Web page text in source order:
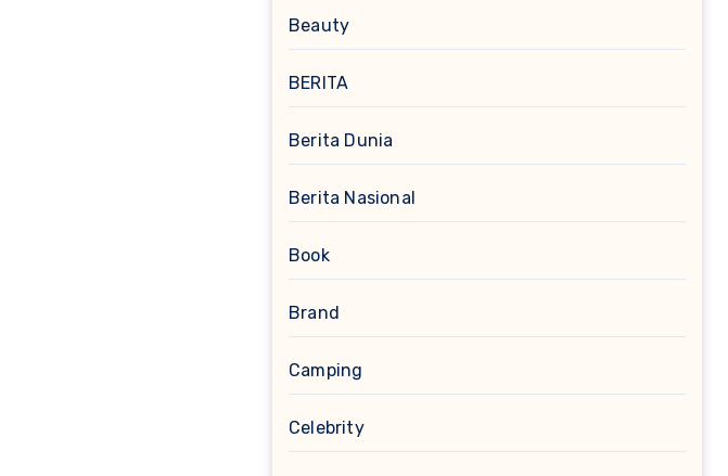
Beauty
BERITA
Berita Dunia
Berita Nasional
Book
Brand
Camping
Celebrity